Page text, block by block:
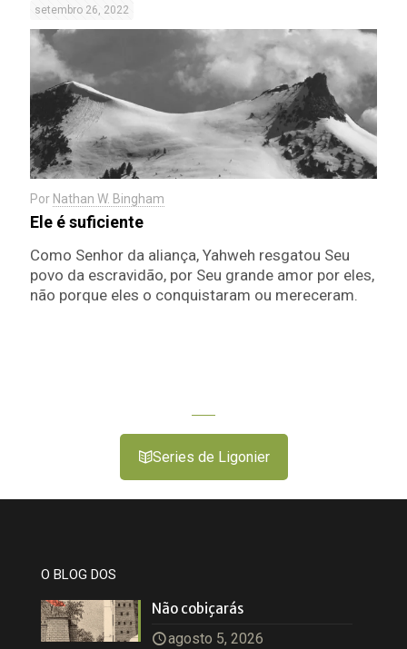
setembro 26, 2022
Por Nathan W. Bingham
Ele é suficiente
Como Senhor da aliança, Yahweh resgatou Seu
povo da escravidão, por Seu grande amor por eles,
não porque eles o conquistaram ou mereceram.
Series de Ligonier
O BLOG DOS
Não cobiçarás
agosto 5, 2026